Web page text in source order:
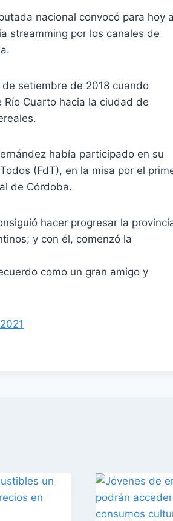
nacional convocó para hoy
streamming por los canales de
setiembre de 2018 cuando
Cuarto hacia la ciudad de
había participado en su
(FdT), en la misa por el
de Córdoba.
hacer progresar la
y con él, comenzó la
como un gran amigo y